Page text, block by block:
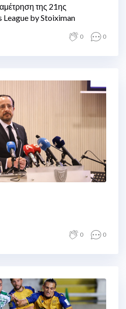
της 21ης
League by Stoiximan
0 0
0 0